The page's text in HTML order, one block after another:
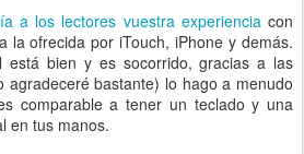
a los lectores vuestra experienciacon
la ofrecida por iTouch, iPhone y demás.
está bien y es socorrido, gracias a las
agradeceré bastante) lo hago a menudo
comparable a tener un teclado y una
en tus manos.